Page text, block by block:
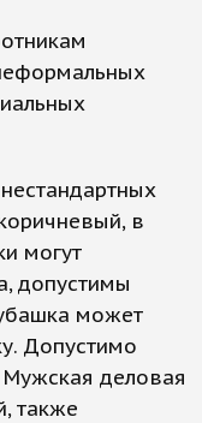
в
могут
допустимы
может
Допустимо
Мужская деловая
также